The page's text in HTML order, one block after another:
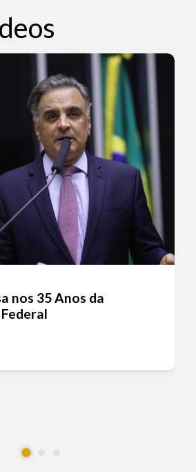
nos 35 Anos da